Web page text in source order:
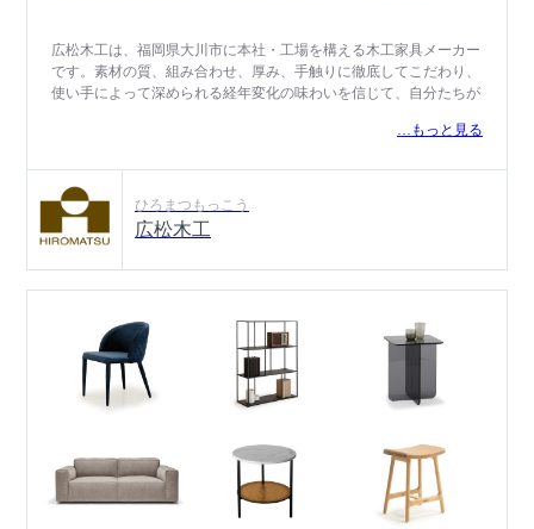
広松木工は、福岡県大川市に本社・工場を構える木工家具メーカー
です。素材の質、組み合わせ、厚み、手触りに徹底してこだわり、
使い手によって深められる経年変化の味わいを信じて、自分たちが
「広松らしい」「広松らしさ」といった独特の味わいを持つ家具を
を背景に美しく存在する家具であること、そして、木と異なる素材
との「融合」にはじまり、空間との「融合」、新しさと懐かしさの
「融合」が成立する家具であることを表しています。暮らしの中に
けています。
…もっと見る
ひろまつもっこう
広松木工